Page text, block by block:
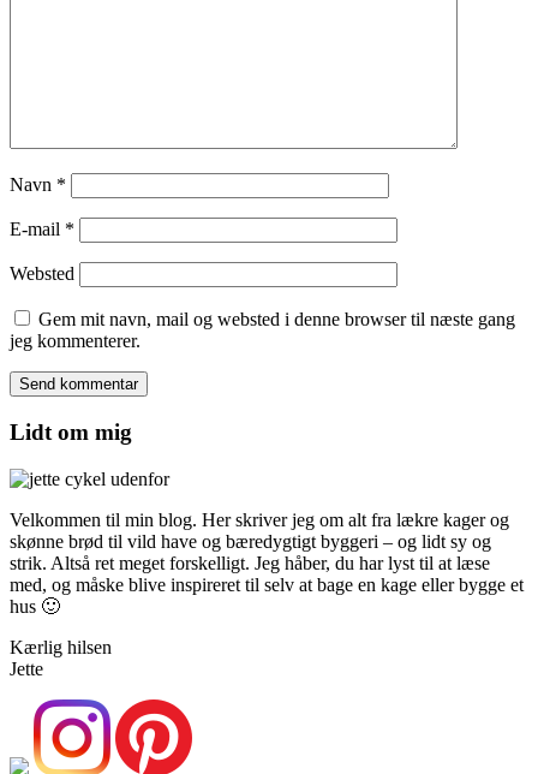
Navn *
E-mail *
Websted
Gem mit navn, mail og websted i denne browser til næste gang
jeg kommenterer.
Lidt om mig
Velkommen til min blog. Her skriver jeg om alt fra lækre kager og
skønne brød til vild have og bæredygtigt byggeri – og lidt sy og
strik. Altså ret meget forskelligt. Jeg håber, du har lyst til at læse
med, og måske blive inspireret til selv at bage en kage eller bygge et
hus 🙂
Kærlig hilsen
Jette